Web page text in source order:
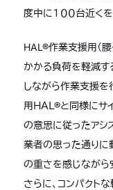
度中に１００台近く
HAL®作業支援用（
かかる負荷を軽減す
しながら作業支援を
用ＨＡＬ®と同様に
の意思に従ったアシ
業者の思った通りに
の重さを感じながら
さらに、コンパクト